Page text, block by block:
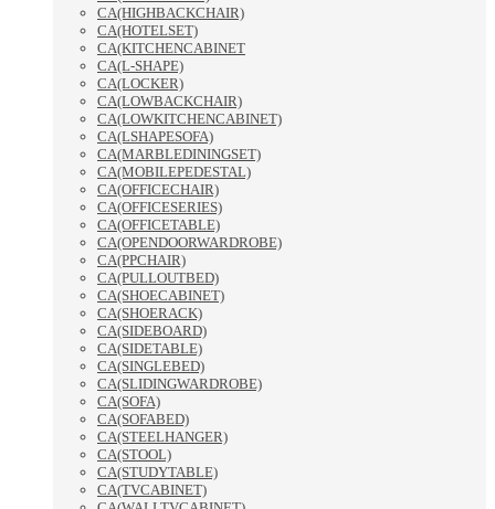
CA(HIGHBACKCHAIR)
CA(HOTELSET)
CA(KITCHENCABINET
CA(L-SHAPE)
CA(LOCKER)
CA(LOWBACKCHAIR)
CA(LOWKITCHENCABINET)
CA(LSHAPESOFA)
CA(MARBLEDININGSET)
CA(MOBILEPEDESTAL)
CA(OFFICECHAIR)
CA(OFFICESERIES)
CA(OFFICETABLE)
CA(OPENDOORWARDROBE)
CA(PPCHAIR)
CA(PULLOUTBED)
CA(SHOECABINET)
CA(SHOERACK)
CA(SIDEBOARD)
CA(SIDETABLE)
CA(SINGLEBED)
CA(SLIDINGWARDROBE)
CA(SOFA)
CA(SOFABED)
CA(STEELHANGER)
CA(STOOL)
CA(STUDYTABLE)
CA(TVCABINET)